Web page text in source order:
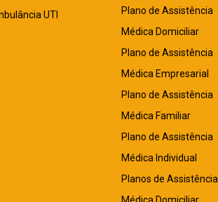
UTI
Plano de Assistência
Médica Domiciliar
Plano de Assistência
Médica Empresarial
Plano de Assistência
Médica Familiar
Plano de Assistência
Médica Individual
Planos de Assistência
Médica Domiciliar